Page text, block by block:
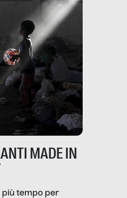
l’edilizia,
MADE IN
più tempo per